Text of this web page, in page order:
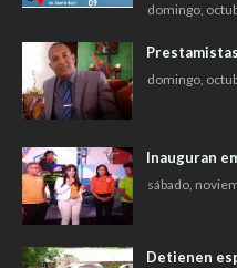
domingo,
domingo,
Inauguran
sábado,
Detienen